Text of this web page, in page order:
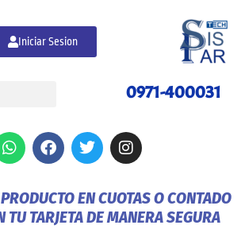
Iniciar Sesion
0971-400031
W
h
s
a
F
a
b
o
T
w
t
e
I
n
a
g
EN CUOTAS O CONTADO
TU TARJETA DE MANERA SEGURA